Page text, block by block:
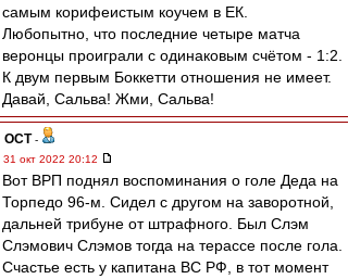
самым корифеистым коучем в ЕК.
Любопытно, что последние четыре матча
веронцы проиграли с одинаковым счётом - 1:2.
К двум первым Боккетти отношения не имеет.
Давай, Сальва! Жми, Сальва!
ОСТ -
31 окт 2022 20:12
Вот ВРП поднял воспоминания о голе Деда на
Торпедо 96-м. Сидел с другом на заворотной,
дальней трибуне от штрафного. Был Слэм
Слэмович Слэмов тогда на терассе после гола.
Счастье есть у капитана ВС РФ, в тот момент